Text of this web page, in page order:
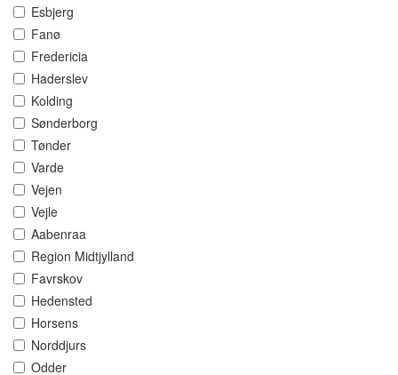
Esbjerg
Fanø
Fredericia
Haderslev
Kolding
Sønderborg
Tønder
Varde
Vejen
Vejle
Aabenraa
Region Midtjylland
Favrskov
Hedensted
Horsens
Norddjurs
Odder